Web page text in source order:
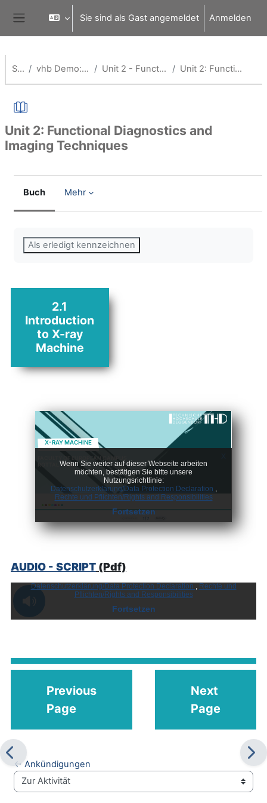
Website-Übersicht
Sie sind als Gast angemeldet Anmelden
Startseite vhb Demo: Application of Medical Technology Unit 2 - Functional Diagnostics and Imaging Techniques Unit 2: Functional Diagnostics and Imaging Techniques
Unit 2: Functional Diagnostics and
Imaging Techniques
Buch Mehr
Als erledigt kennzeichnen
2.1
Introduction
to X-ray
Machine
AUDIO - SCRIPT (Pdf)
Previous
Page
Next
Page
← Ankündigungen
Zur Aktivität